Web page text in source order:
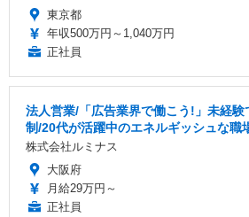
東京都
年収500万円～1,040万円
正社員
法人営業/「広告業界で働こう!」未経験
制/20代が活躍中のエネルギッシュな職
株式会社ルミナス
大阪府
月給29万円～
正社員